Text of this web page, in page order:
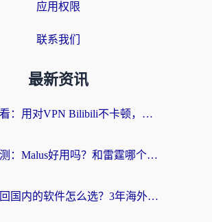
应用权限
联系我们
最新资讯
海外党必看：用对VPN Bilibili不卡顿，英国玩国内游戏也丝滑——2026回国加速器选择指南
海外党实测：Malus好用吗？和雷霆哪个好？+ 3款热门加速器深度对比
国外穿越回国内的软件怎么选？3年海外党亲测实用指南，告别地域限制